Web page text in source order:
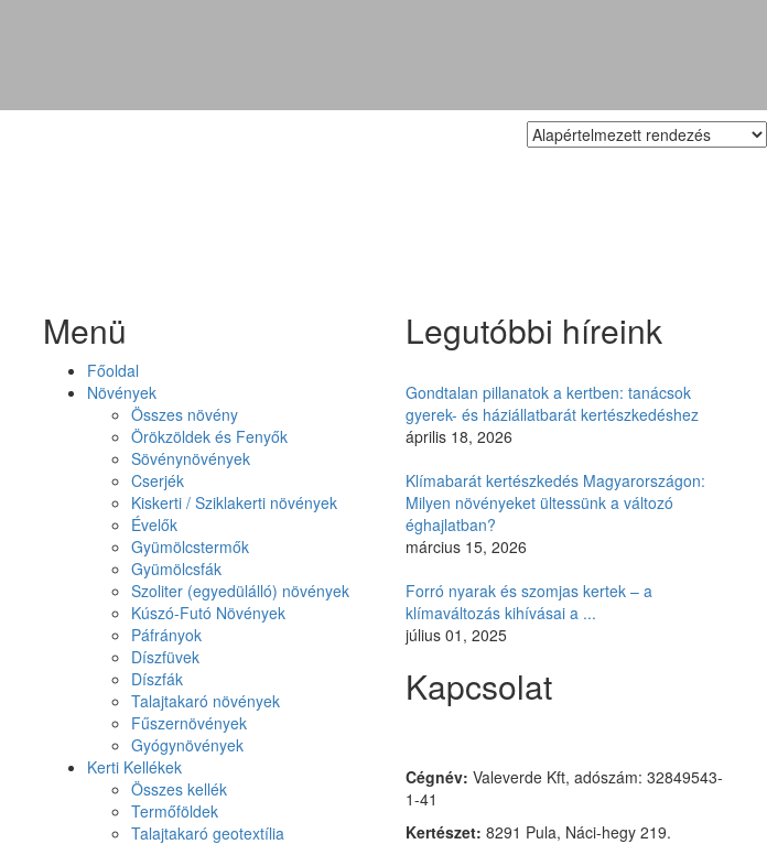
Menü
Főoldal
Növények
Összes növény
Örökzöldek és Fenyők
Sövénynövények
Cserjék
Kiskerti / Sziklakerti növények
Évelők
Gyümölcstermők
Gyümölcsfák
Szoliter (egyedülálló) növények
Kúszó-Futó Növények
Páfrányok
Díszfüvek
Díszfák
Talajtakaró növények
Fűszernövények
Gyógynövények
Kerti Kellékek
Összes kellék
Termőföldek
Talajtakaró geotextília
Legutóbbi híreink
Gondtalan pillanatok a kertben: tanácsok
gyerek- és háziállatbarát kertészkedéshez
április 18, 2026
Klímabarát kertészkedés Magyarországon:
Milyen növényeket ültessünk a változó
éghajlatban?
március 15, 2026
Forró nyarak és szomjas kertek – a
klímaváltozás kihívásai a ...
július 01, 2025
Kapcsolat
Cégnév: Valeverde Kft, adószám: 32849543-
1-41
Kertészet: 8291 Pula, Náci-hegy 219.